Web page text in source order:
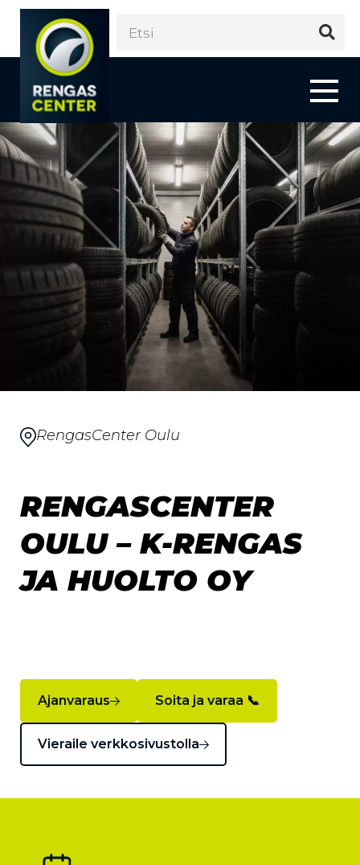
RengasCenter Oulu
RENGASCENTER
OULU – K-RENGAS
JA HUOLTO OY
Ajanvaraus Soita ja varaa 📞
Vieraile verkkosivustolla